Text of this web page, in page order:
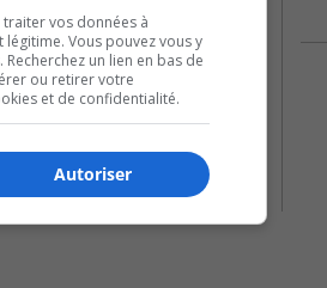
vos données à
Vous pouvez vous y
un lien en bas de
ou retirer votre
et de confidentialité.
Autoriser